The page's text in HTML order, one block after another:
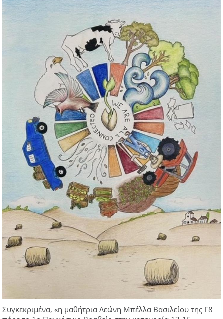
Συγκεκριμένα, «η μαθήτρια Λεώνη Μπέλλα Βασιλείου της Γ8